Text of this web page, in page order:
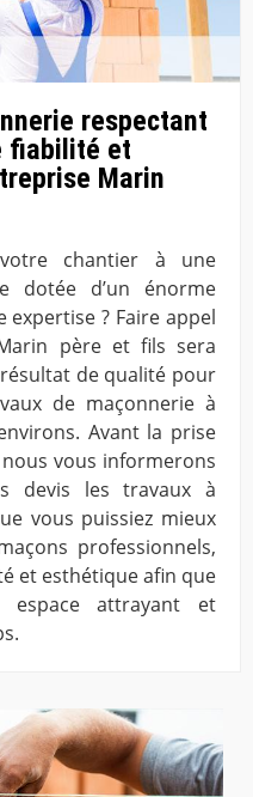
respectant
fiabilité et
Marin
chantier à une
dotée d’un énorme
expertise ? Faire appel
père et fils sera
de qualité pour
de maçonnerie à
Avant la prise
vous informerons
devis les travaux à
vous puissiez mieux
professionnels,
et esthétique afin que
attrayant et